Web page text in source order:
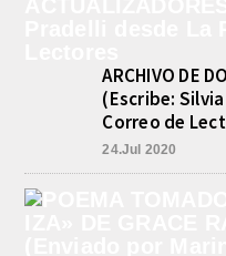
Un
vida
en...
ARCHIVO DE
(Escribe:
Correo de
24.Jul 2020